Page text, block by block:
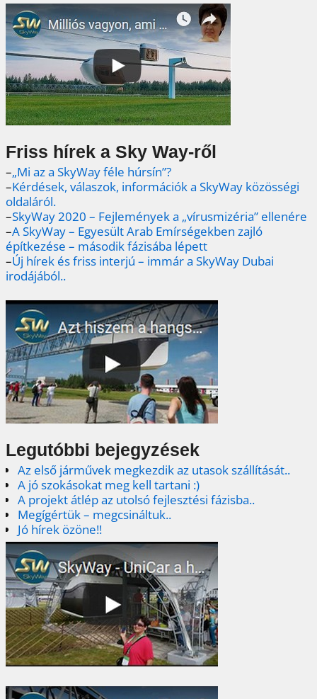
Friss hírek a Sky Way-ről
–„Mi az a SkyWay féle húrsín”?
–Kérdések, válaszok, információk a SkyWay közösségi
oldaláról.
–SkyWay 2020 – Fejlemények a „vírusmizéria” ellenére
–A SkyWay – Egyesült Arab Emírségekben zajló
építkezése – második fázisába lépett
–Új hírek és friss interjú – immár a SkyWay Dubai
irodájából..
Legutóbbi bejegyzések
Az első járművek megkezdik az utasok szállítását..
A jó szokásokat meg kell tartani :)
A projekt átlép az utolsó fejlesztési fázisba..
Megígértük – megcsináltuk..
Jó hírek özöne!!